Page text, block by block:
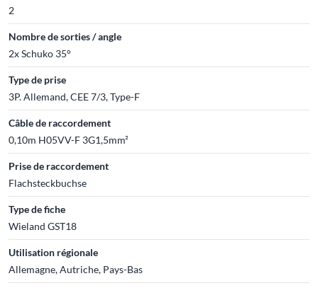
2
Nombre de sorties / angle
2x Schuko 35°
Type de prise
3P. Allemand, CEE 7/3, Type-F
Câble de raccordement
0,10m H05VV-F 3G1,5mm²
Prise de raccordement
Flachsteckbuchse
Type de fiche
Wieland GST18
Utilisation régionale
Allemagne, Autriche, Pays-Bas